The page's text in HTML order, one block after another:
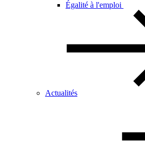
Égalité à l'emploi
Actualités